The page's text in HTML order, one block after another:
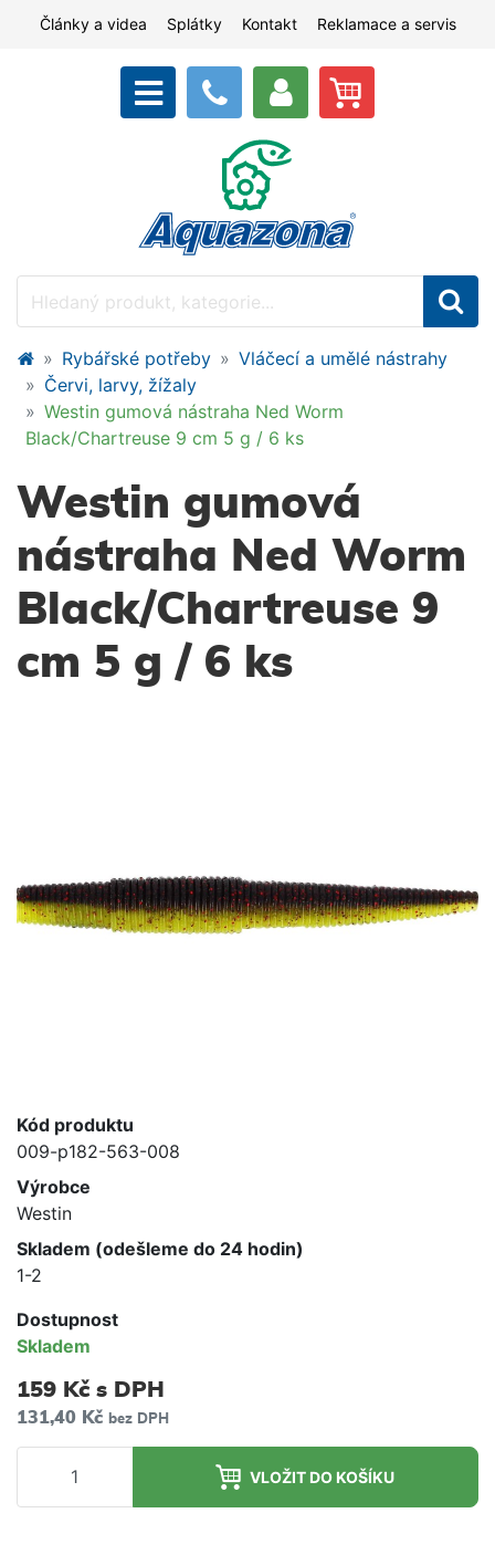
Články a videa Splátky Kontakt Reklamace a servis
Rybářské potřeby
Vláčecí a umělé nástrahy
Červi, larvy, žížaly
Westin gumová nástraha Ned Worm
Black/Chartreuse 9 cm 5 g / 6 ks
Westin gumová
nástraha Ned Worm
Black/Chartreuse 9
cm 5 g / 6 ks
Kód produktu
009-p182-563-008
Výrobce
Westin
Skladem (odešleme do 24 hodin)
1-2
Dostupnost
Skladem
159 Kč s DPH
131,40 Kč bez DPH
VLOŽIT DO KOŠÍKU